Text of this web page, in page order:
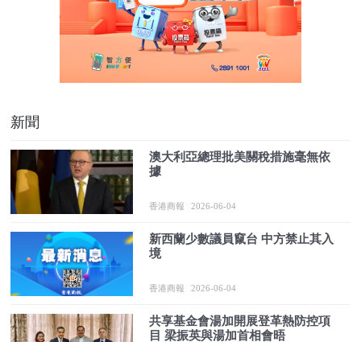
新聞
澳大利亞總理批美關稅措施毫無依
據
香港商報 2026-06-04
新西蘭少數議員竄台 中方禁止其入
境
香港商報 2026-06-04
共享基金會湯加開展登革熱防控項
目 梁振英與湯加首相會晤